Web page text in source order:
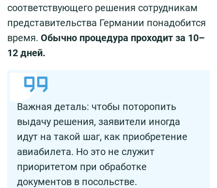
соответствующего решения сотрудникам
представительства Германии понадобится
время. Обычно процедура проходит за 10–
12 дней.
Важная деталь: чтобы поторопить
выдачу решения, заявители иногда
идут на такой шаг, как приобретение
авиабилета. Но это не служит
приоритетом при обработке
документов в посольстве.